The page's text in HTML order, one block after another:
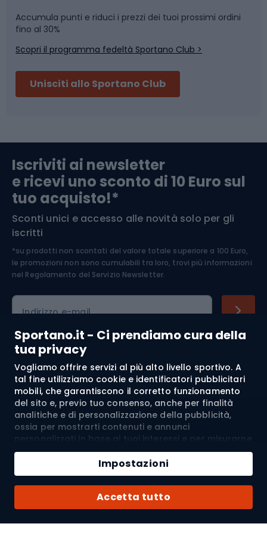
Sportano.it - Ci prendiamo cura della
tua privacy
Vogliamo offrire servizi al più alto livello sportivo. A
tal fine utilizziamo cookie e identificatori pubblicitari
mobili, che garantiscono il corretto funzionamento
del sito e, previo tuo consenso, anche per finalità
analitiche e di personalizzazione della pubblicità,
ossia per mostrarti contenuti e annunci
personalizzati in base ai tuoi interessi e per misurarne
l’efficacia. I cookie e gli identificatori pubblicitari
mobili possono essere utilizzati sia per attività
pubblicitarie personalizzate sia non personalizzate, a
seconda dei consensi da te espressi. Se clicchi su
“Accetta tutto”, acconsenti al trattamento dei tuoi
dati personali da parte di SPORTANO.COM Sp. z o.o. e
dei suoi Partner Fidati, inclusa la personalizzazione
Accetta tutto
Impostazioni
Skitouring
Abbigliamento da escursionismo
Pattinaggio
Componenti per biciclette
Arrampicata
Medicina dello sport
Abbigliamento ciclistico
Accumula punti e riduci i prezzi dei tuoi prossimi ordini
fino al 30%
Scopri il programma fedeltà Sportano Club >
Unisciti allo Sportano Club
Iscriviti ai newsletter
e ricevi uno sconto di 10 Euro sul
tuo acquisto!*
Sconti unici e accesso alle novità solo per gli
iscritti
*su prodotti non scontati del valore totale superiore a 100 Euro,
le promozioni non sono cumulabili tra loro, trovi più informazioni
nel Regolamento del Servizio Newsletter.
Indirizzo e-mail
Acquisti
Servizio clienti
Regolamento
Chi siamo